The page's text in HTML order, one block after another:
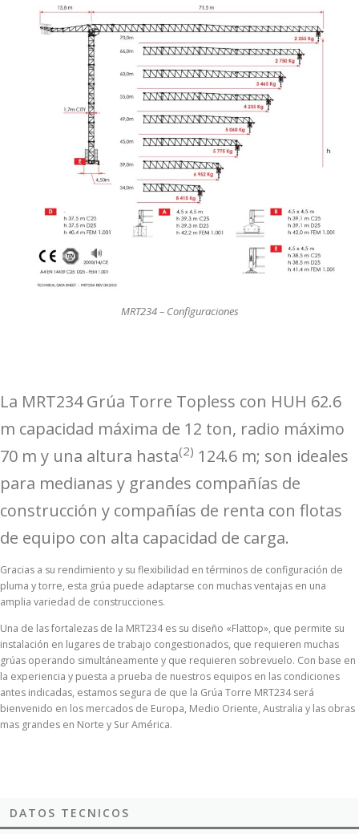
MRT234 – Configuraciones
La MRT234 Grúa Torre Topless con HUH 62.6
m capacidad máxima de 12 ton, radio máximo
70 m y una altura hasta(2) 124.6 m; son ideales
para medianas y grandes compañías de
construcción y compañías de renta con flotas
de equipo con alta capacidad de carga.
Gracias a su rendimiento y su flexibilidad en términos de configuración de
pluma y torre, esta grúa puede adaptarse con muchas ventajas en una
amplia variedad de construcciones.
Una de las fortalezas de la MRT234 es su diseño «Flattop», que permite su
instalación en lugares de trabajo congestionados, que requieren muchas
grúas operando simultáneamente y que requieren sobrevuelo. Con base en
la experiencia y puesta a prueba de nuestros equipos en las condiciones
antes indicadas, estamos segura de que la Grúa Torre MRT234 será
bienvenido en los mercados de Europa, Medio Oriente, Australia y las obras
mas grandes en Norte y Sur América.
DATOS TECNICOS